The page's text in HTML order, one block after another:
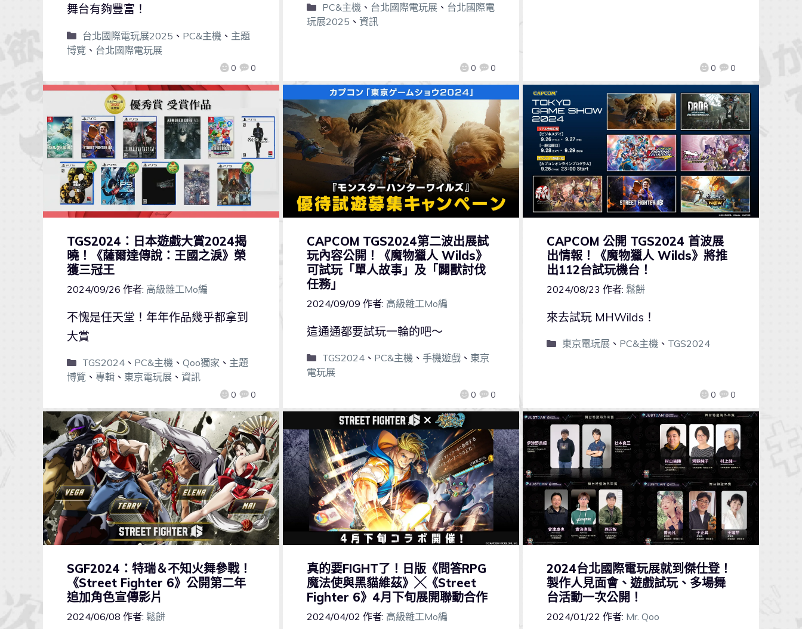
0 0
舞台有夠豐富！
台北國際電玩展2025 、 PC&主機 、 主題
博覽 、 台北國際電玩展
0 0
PC&主機 、 台北國際電玩展、 台北國際電
玩展2025 、 資訊
0 0
TGS2024：日本遊戲大賞2024揭
曉！《薩爾達傳說：王國之淚》榮
獲三冠王
2024/09/26 作者: 高級雜工Mo編
0 0
不愧是任天堂！年年作品幾乎都拿到
大賞
TGS2024、 PC&主機、 Qoo獨家 、 主題
博覽 、 專輯 、 東京電玩展 、 資訊
CAPCOM TGS2024第二波出展試
玩內容公開！《魔物獵人 Wilds》
可試玩「單人故事」及「闢獸討伐
任務」
2024/09/09 作者: 高級雜工Mo編
0 0
這通通都要試玩一輪的吧～
TGS2024、 PC&主機、 手機遊戲、 東京
電玩展
CAPCOM 公開 TGS2024 首波展
出情報！《魔物獵人 Wilds》將推
出112台試玩機台！
2024/08/23 作者: 鬆餅
0 0
來去試玩 MHWilds！
東京電玩展、 PC&主機、 TGS2024
SGF2024：特瑞＆不知火舞參戰！
《Street Fighter 6》公開第二年
追加角色宣傳影片
2024/06/08 作者: 鬆餅
真的要FIGHT了！日版《問答RPG
魔法使與黑貓維茲》╳《Street
Fighter 6》4月下旬展開聯動合作
2024/04/02 作者: 高級雜工Mo編
2024台北國際電玩展就到傑仕登！
製作人見面會、遊戲試玩、多場舞
台活動一次公開！
2024/01/22 作者: Mr. Qoo